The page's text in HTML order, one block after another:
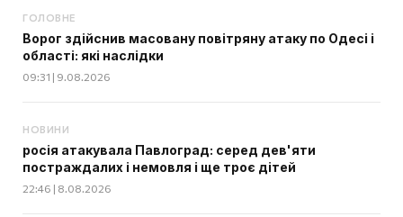
ГОЛОВНЕ
Ворог здійснив масовану повітряну атаку по Одесі і
області: які наслідки
09:31 | 9.08.2026
НОВИНИ
росія атакувала Павлоград: серед дев'яти
постраждалих і немовля і ще троє дітей
22:46 | 8.08.2026